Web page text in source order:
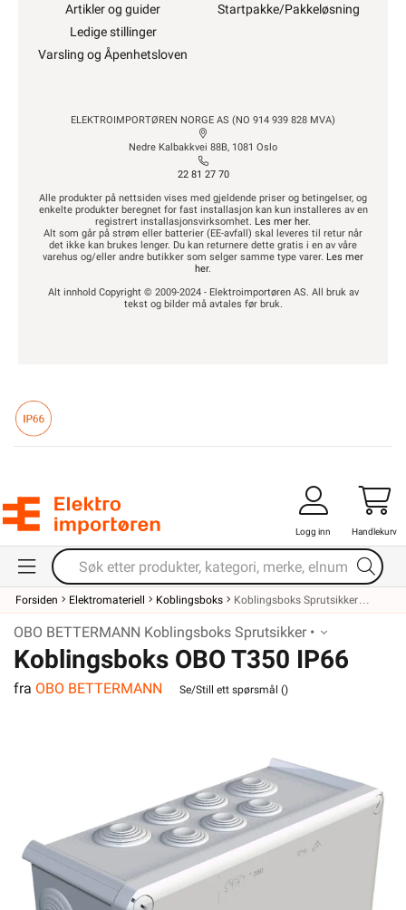
Artikler og guider
Ledige stillinger
Varsling og Åpenhetsloven
Startpakke/Pakkeløsning
ELEKTROIMPORTØREN NORGE AS (NO 914 939 828 MVA)
Nedre Kalbakkvei 88B, 1081 Oslo
22 81 27 70
Alle produkter på nettsiden vises med gjeldende priser og betingelser, og
enkelte produkter beregnet for fast installasjon kan kun installeres av en
registrert installasjonsvirksomhet. Les mer her.
Alt som går på strøm eller batterier (EE-avfall) skal leveres til retur når
det ikke kan brukes lenger. Du kan returnere dette gratis i en av våre
varehus og/eller andre butikker som selger samme type varer. Les mer
her.
Alt innhold Copyright © 2009-2024 - Elektroimportøren AS. All bruk av
tekst og bilder må avtales før bruk.
Logg inn Handlekurv
Forsiden Elektromateriell Koblingsboks Koblingsboks Sprutsikker
OBO BETTERMANN Koblingsboks Sprutsikker •
Koblingsboks OBO T350 IP66
fra OBO BETTERMANN Se/Still ett spørsmål ()